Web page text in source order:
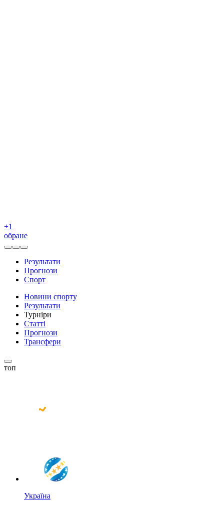
+1
обране
Результати
Прогнози
Спорт
Новини спорту
Результати
Турніри
Статті
Прогнози
Трансфери
топ
Україна